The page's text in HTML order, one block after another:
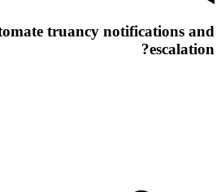
truancy notifications and
escalation?